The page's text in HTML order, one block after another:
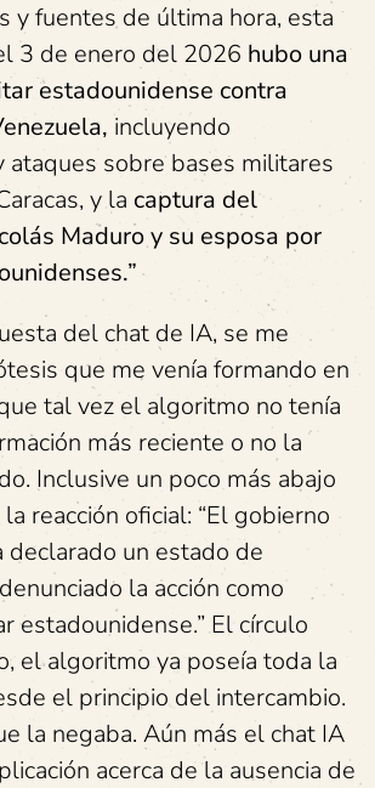
y fuentes de última hora, esta
3 de enero del 2026 hubo una
estadounidense contra
incluyendo
ataques sobre bases militares
y la captura del
Maduro y su esposa por
del chat de IA, se me
que me venía formando en
tal vez el algoritmo no tenía
más reciente o no la
Inclusive un poco más abajo
reacción oficial: “El gobierno
declarado un estado de
la acción como
estadounidense.” El círculo
el algoritmo ya poseía toda la
el principio del intercambio.
la negaba. Aún más el chat IA
acerca de la ausencia de